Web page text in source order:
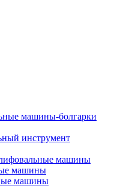
машины-болгарки
инструмент
машины
машины
машины